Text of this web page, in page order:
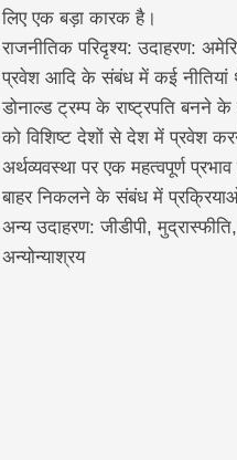
लिए एक बड़ा कारक है।
राजनीतिक परिदृश्य: उदाहरण:
प्रवेश आदि के संबंध में कई नीतियां
डोनाल्ड ट्रम्प के राष्ट्रपति बनने
को विशिष्ट देशों से देश में प्रवेश
अर्थव्यवस्था पर एक महत्वपूर्ण
बाहर निकलने के संबंध में प्रक्रियाओं
अन्य उदाहरण: जीडीपी,
अन्योन्याश्रय